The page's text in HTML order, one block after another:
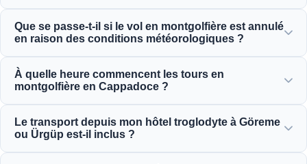
petit-déjeuner léger avant le vol, un vol en montgolfière
d'une heure au-dessus des cheminées de fées, une
personnalisé.
Que se passe-t-il si le vol en montgolfière est annulé
en raison des conditions météorologiques ?
des vols en raison du vent ou des conditions
météorologiques, vous recevrez un remboursement
jour disponible.
À quelle heure commencent les tours en
montgolfière en Cappadoce ?
généralement avant l'aube (entre 4h30 et 5h30 selon la
saison), pour capturer le magnifique lever de soleil depuis
Le transport depuis mon hôtel troglodyte à Göreme
ou Ürgüp est-il inclus ?